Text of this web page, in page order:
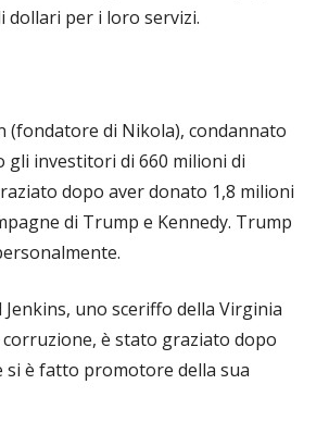
dollari per i loro servizi.
(fondatore di Nikola), condannato
investitori di 660 milioni di
dopo aver donato 1,8 milioni
di Trump e Kennedy. Trump
Jenkins, uno sceriffo della Virginia
è stato graziato dopo
si è fatto promotore della sua